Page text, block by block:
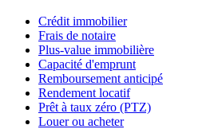
Crédit immobilier
Frais de notaire
Plus-value immobilière
Capacité d'emprunt
Remboursement anticipé
Rendement locatif
Prêt à taux zéro (PTZ)
Louer ou acheter